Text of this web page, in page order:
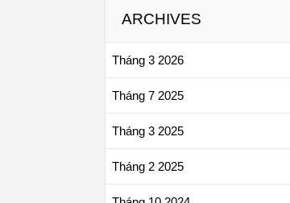
ARCHIVES
Tháng 3 2026
Tháng 7 2025
Tháng 3 2025
Tháng 2 2025